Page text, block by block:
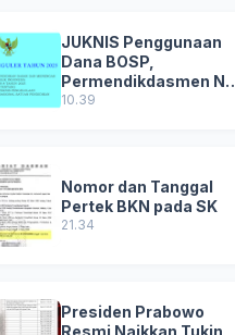
JUKNIS Penggunaan
Dana BOSP,
Permendikdasmen No
8 Tahun 2025
10.39
Nomor dan Tanggal
Pertek BKN pada SK
21.34
Presiden Prabowo
Resmi Naikkan Tukin